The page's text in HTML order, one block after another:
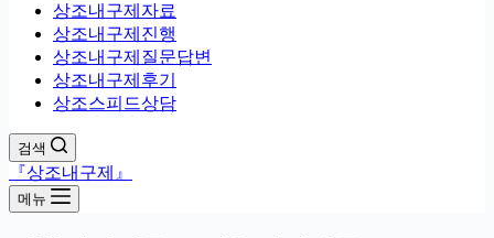
상조내구제자료
상조내구제진행
상조내구제질문답변
상조내구제후기
상조스피드상담
검색
『상조내구제』
메뉴